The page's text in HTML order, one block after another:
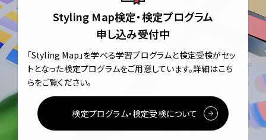
Styling Map検定・検定プログラム
申し込み受付中
「Styling Map」を学べる学習プログラムと検定受検がセッ
トとなった検定プログラムをご用意しています。詳細はこち
らをご覧ください。
検定プログラム・検定受検について